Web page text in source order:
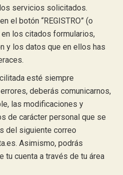
servicios solicitados.
el botón “REGISTRO” (o
los citados formularios,
y los datos que en ellos has
esté siempre
deberás comunicarnos,
las modificaciones y
de carácter personal que se
del siguiente correo
Asimismo, podrás
tu cuenta a través de tu área